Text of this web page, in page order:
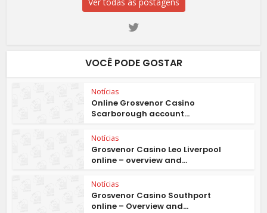
Ver todas as postagens
VOCÊ PODE GOSTAR
Notícias
Online Grosvenor Casino
Scarborough account...
Notícias
Grosvenor Casino Leo Liverpool
online – overview and...
Notícias
Grosvenor Casino Southport
online – Overview and...